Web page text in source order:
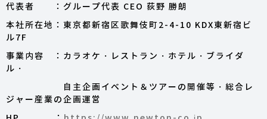
代表者 ：グループ代表 CEO 荻野 勝朗
本社所在地：東京都新宿区歌舞伎町2-4-10 KDX東新宿ビ
ル7F
事業内容 ：カラオケ・レストラン・ホテル・ブライダ
ル・
自主企画イベント＆ツアーの開催等・総合レ
ジャー産業の企画運営